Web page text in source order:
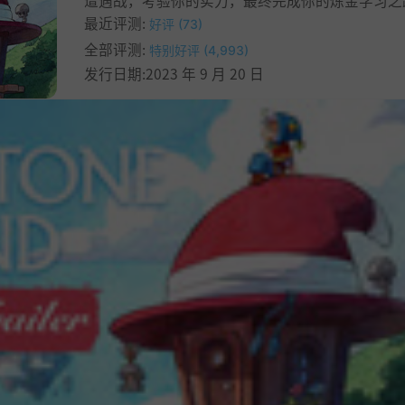
最近评测: 好评 (73)
全部评测: 特别好评 (4,993)
发行日期:2023 年 9 月 20 日